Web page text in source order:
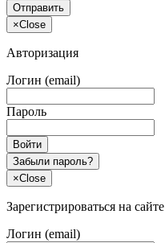
Отправить
×Close
Авторизация
Логин (email)
Пароль
Войти
Забыли пароль?
×Close
Зарегистрироваться на сайте
Логин (email)